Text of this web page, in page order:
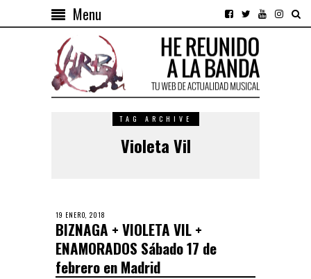
Menu
TAG ARCHIVE
Violeta Vil
19 ENERO, 2018
BIZNAGA + VIOLETA VIL +
ENAMORADOS Sábado 17 de
febrero en Madrid